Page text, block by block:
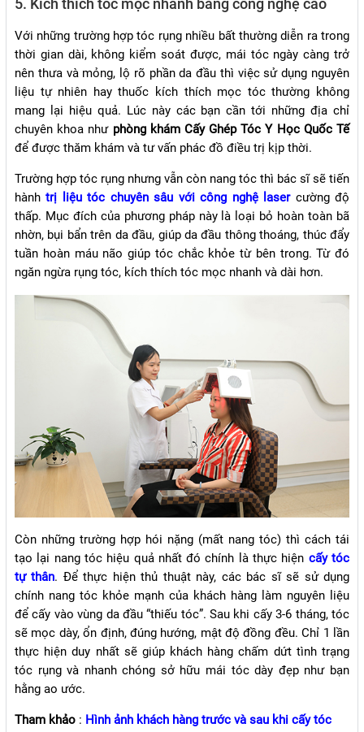
Với những trường hợp tóc rụng nhiều bất thường diễn ra trong
thời gian dài, không kiểm soát được, mái tóc ngày càng trở
nên thưa và mỏng, lộ rõ phần da đầu thì việc sử dụng nguyên
liệu tự nhiên hay thuốc kích thích mọc tóc thường không
mang lại hiệu quả. Lúc này các bạn cần tới những địa chỉ
chuyên khoa như phòng khám Cấy Ghép Tóc Y Học Quốc Tế
để được thăm khám và tư vấn phác đồ điều trị kịp thời.
Trường hợp tóc rụng nhưng vẫn còn nang tóc thì bác sĩ sẽ tiến
hànhtrị liệu tóc chuyên sâu với công nghệ lasercường độ
thấp. Mục đích của phương pháp này là loại bỏ hoàn toàn bã
nhờn, bụi bẩn trên da đầu, giúp da đầu thông thoáng, thúc đẩy
tuần hoàn máu não giúp tóc chắc khỏe từ bên trong. Từ đó
ngăn ngừa rụng tóc, kích thích tóc mọc nhanh và dài hơn.
Còn những trường hợp hói nặng (mất nang tóc) thì cách tái
tạo lại nang tóc hiệu quả nhất đó chính là thực hiện cấy tóc
tự thân. Để thực hiện thủ thuật này, các bác sĩ sẽ sử dụng
chính nang tóc khỏe mạnh của khách hàng làm nguyên liệu
để cấy vào vùng da đầu “thiếu tóc”. Sau khi cấy 3-6 tháng, tóc
sẽ mọc dày, ổn định, đúng hướng, mật độ đồng đều. Chỉ 1 lần
thực hiện duy nhất sẽ giúp khách hàng chấm dứt tình trạng
tóc rụng và nhanh chóng sở hữu mái tóc dày đẹp như bạn
hằng ao ước.
Tham khảo : Hình ảnh khách hàng trước và sau khi cấy tóc